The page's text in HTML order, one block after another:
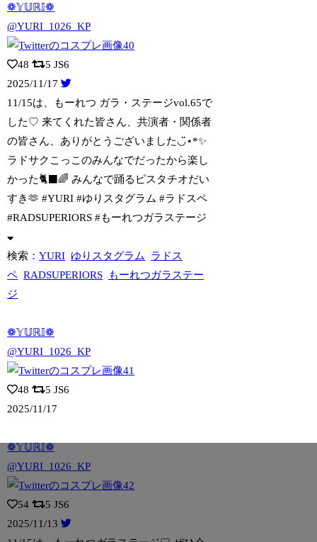
❁𝕐𝕌ℝ𝕀❁
@YURI_1026_KP
48 5 JS6
2025/11/17
11/15は、もーれつ ガラ・ステージvol.65で
した♡ 来てくれた皆さん、共演者・関係者
の皆さん、ありがとうございました◡̈⋆*✨
ラドサクこっこのみんなでだったから楽し
かった🐈‍⬛🌈 みんなで踊るピスタチオだい
すき🫶 #YURI #ゆりスタグラム #ラドスペ
#RADSUPERIORS #もーれつガラステージ
検索：YURI ゆりスタグラム
ラドス
ペ RADSUPERIORS
もーれつガラステー
ジ
❁𝕐𝕌ℝ𝕀❁
@YURI_1026_KP
48 5 JS6
2025/11/17
❁𝕐𝕌ℝ𝕀❁
@YURI_1026_KP
54 5 JS6
2025/11/13